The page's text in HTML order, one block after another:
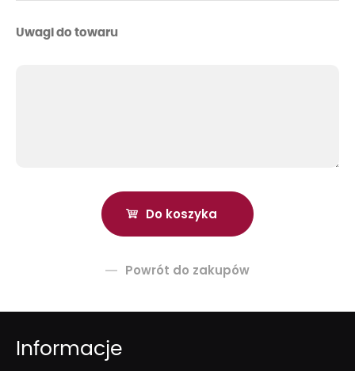
Uwagi do towaru
Powrót do zakupów
Informacje